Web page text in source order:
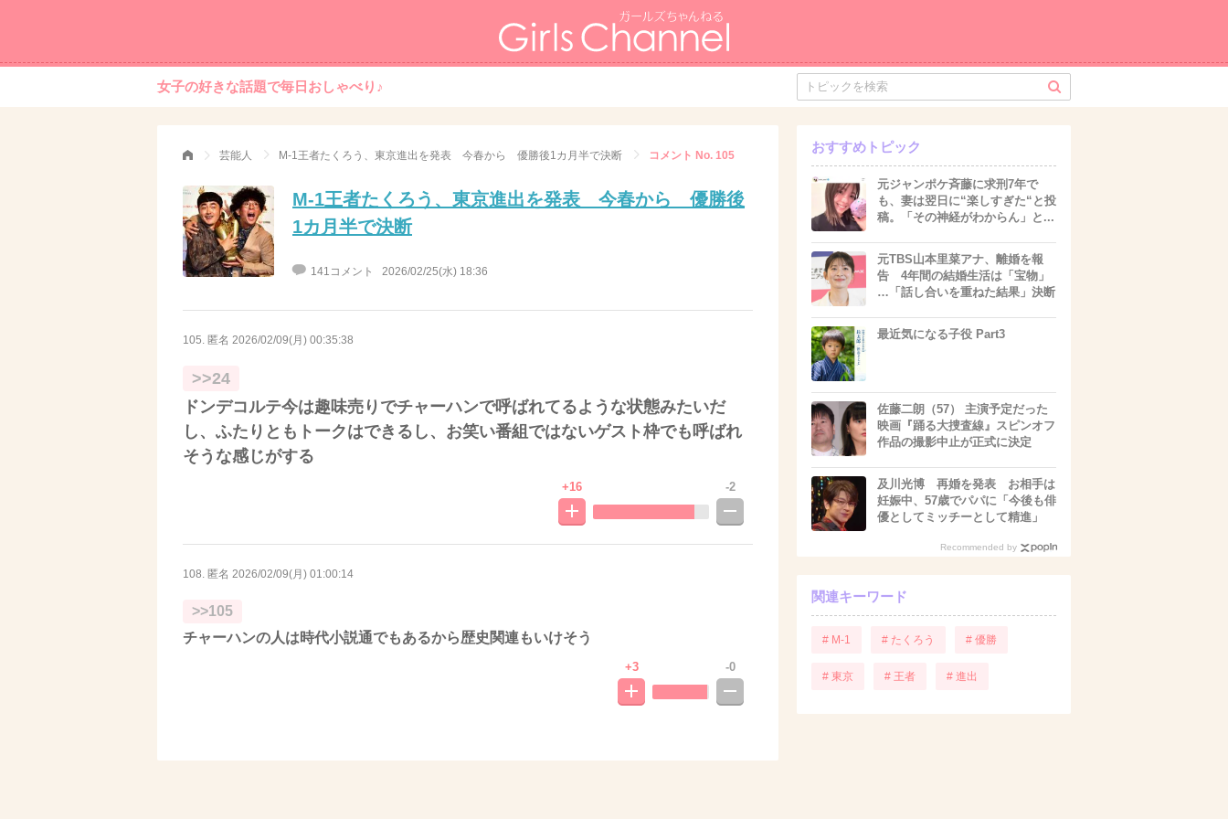
女子の好きな話題で毎日おしゃべり♪
芸能人 M-1王者たくろう、東京進出を発表 今春から 優勝後1カ月半で決断 コメント No. 105
M-1王者たくろう、東京進出を発表 今春から 優勝後
1カ月半で決断
141コメント 2026/02/25(水) 18:36
105. 匿名 2026/02/09(月) 00:35:38
>>24
ドンデコルテ今は趣味売りでチャーハンで呼ばれてるような状態みたいだ
し、ふたりともトークはできるし、お笑い番組ではないゲスト枠でも呼ばれ
そうな感じがする
+16 -2
108. 匿名 2026/02/09(月) 01:00:14
>>105
チャーハンの人は時代小説通でもあるから歴史関連もいけそう
+3 -0
おすすめトピック
元ジャンポケ斉藤に求刑7年で
も、妻は翌日に“楽しすぎた“と投
稿。「その神経がわからん」と...
元TBS山本里菜アナ、離婚を報
告 4年間の結婚生活は「宝物」
…「話し合いを重ねた結果」決断
最近気になる子役 Part3
佐藤二朗（57） 主演予定だった
映画『踊る大捜査線』スピンオフ
作品の撮影中止が正式に決定
及川光博 再婚を発表 お相手は
妊娠中、57歳でパパに「今後も俳
優としてミッチーとして精進」
Recommended by
関連キーワード
# M-1 # たくろう # 優勝
# 東京 # 王者 # 進出